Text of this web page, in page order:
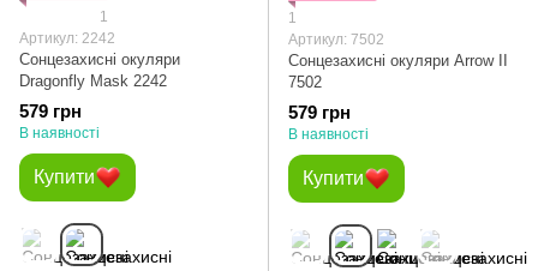
1
Артикул: 2242
Сонцезахисні окуляри
Dragonfly Mask 2242
579 грн
В наявності
Купити
1
Артикул: 7502
Сонцезахисні окуляри Arrow II
7502
579 грн
В наявності
Купити